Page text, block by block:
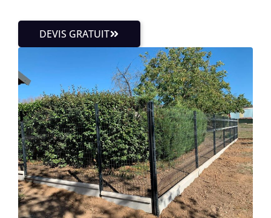
DEVIS GRATUIT